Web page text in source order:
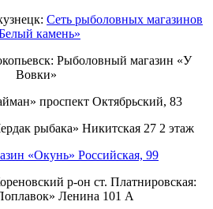
Сеть рыболовных магазинов
камень»
Рыболовный магазин «У
Вовки»
проспект Октябрьский, 83
рыбака» Никитская 27 2 этаж
«Окунь» Российская, 99
р-он ст. Платнировская:
Ленина 101 А